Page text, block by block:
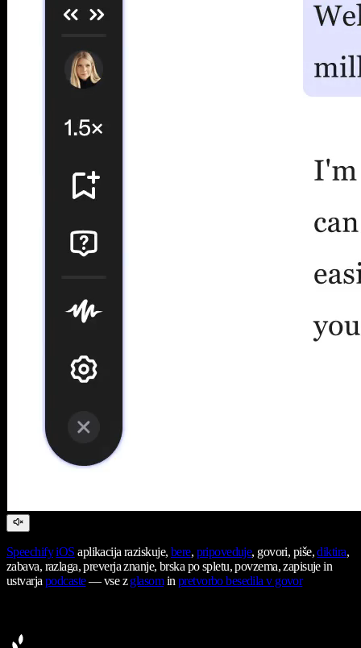
Speechify iOS aplikacija raziskuje, bere, pripoveduje, govori, piše,diktira,
zabava, razlaga, preverja znanje, brska po spletu, povzema, zapisuje in
ustvarjapodcaste— vse zglasominpretvorbo besedila v govor